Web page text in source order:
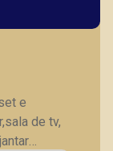
e
de tv,